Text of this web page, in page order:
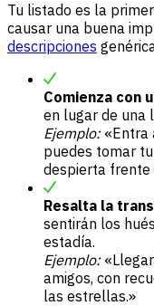
Tu listado es la
causar una buena
descripciones
Comienza con
en lugar de una
Ejemplo: «Entra
puedes tomar
despierta frente
Resalta la
sentirán los
estadía.
Ejemplo:
amigos, con
las estrellas.»